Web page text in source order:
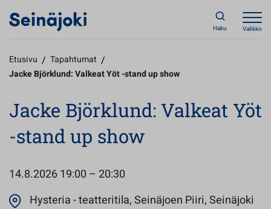
Haku Valikko
Etusivu / Tapahtumat /
Jacke Björklund: Valkeat Yöt -stand up show
Jacke Björklund: Valkeat Yöt
-stand up show
14.8.202619:00 – 20:30
Hysteria - teatteritila, Seinäjoen Piiri, Seinäjoki